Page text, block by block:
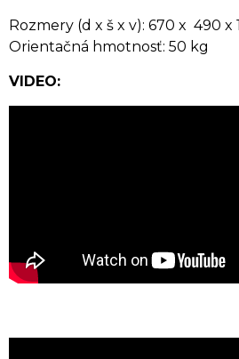
Rozmery (d x š x v): 670 x 490 x
Orientačná hmotnosť: 50 kg
VIDEO: